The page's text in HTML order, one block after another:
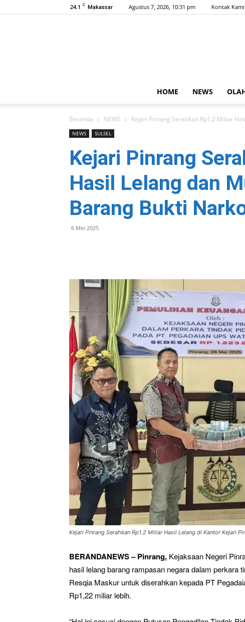
24.1 C Makassar Agustus 7, 2026, 10:31 pm Kontak Kami
HOME NEWS
Beranda NEWS Kejari Pinrang Serahkan Rp1.2 Miliar
NEWS SULSEL
Kejari Pinrang
Hasil Lelang dan
Barang Bukti
6 Mei 2025
Kejari Pinrang Serahkan Rp1.2 Miliar Hasil Lelang di Kantor Kejari
BERANDANEWS – Pinrang, Kejaksaan Negeri
hasil lelang barang rampasan negara dalam perkara
Resqia Maskur untuk diserahkan kepada PT
Rp1,22 miliar lebih.